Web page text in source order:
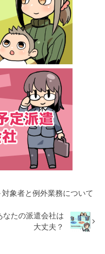
象者と例外業務について
なたの派遣会社は
大丈夫？